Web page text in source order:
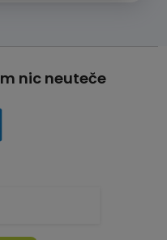
nic neuteče